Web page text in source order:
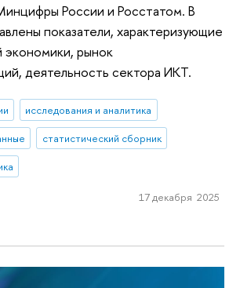
России и Росстатом. В
показатели, характеризующие
рынок
деятельность сектора ИКТ.
исследования и аналитика
статистический сборник
17 декабря 2025